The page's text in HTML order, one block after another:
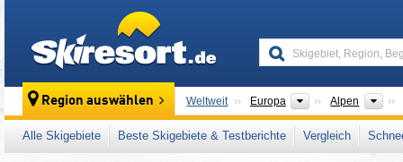
Region auswählen Weltweit Europa Kontinente
Alpen
Alle Skigebiete Beste Skigebiete & Testberichte Vergleich